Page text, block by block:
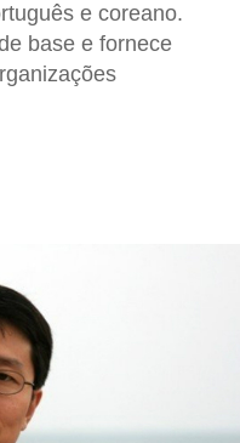
e coreano.
base e fornece